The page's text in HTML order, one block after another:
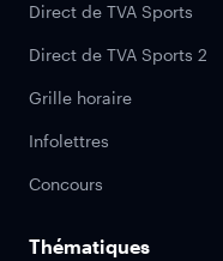
Direct de TVA Sports
Direct de TVA Sports 2
Grille horaire
Infolettres
Concours
Thématiques